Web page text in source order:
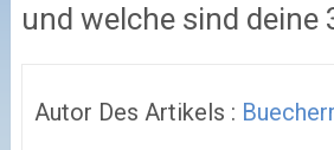
und welche sind deine
Autor Des Artikels :